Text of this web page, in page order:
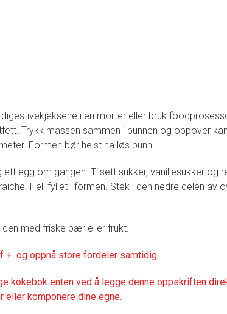
i en morter eller bruk
Trykk massen sammen i bunnen og oppover
Formen bør helst ha løs bunn.
egg om gangen. Tilsett sukker, vaniljesukker og
Hell fyllet i formen. Stek i den nedre delen av
med friske bær eller frukt.
+ og oppnå store fordeler samtidig
kokebok enten ved å legge denne oppskriften
komponere dine egne.